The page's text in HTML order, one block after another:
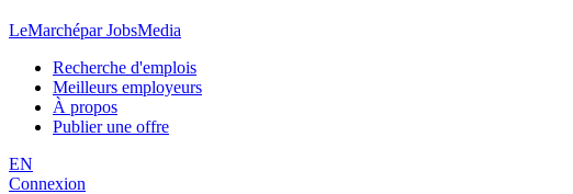
LeMarchépar JobsMedia
Recherche d'emplois
Meilleurs employeurs
À propos
Publier une offre
EN
Connexion